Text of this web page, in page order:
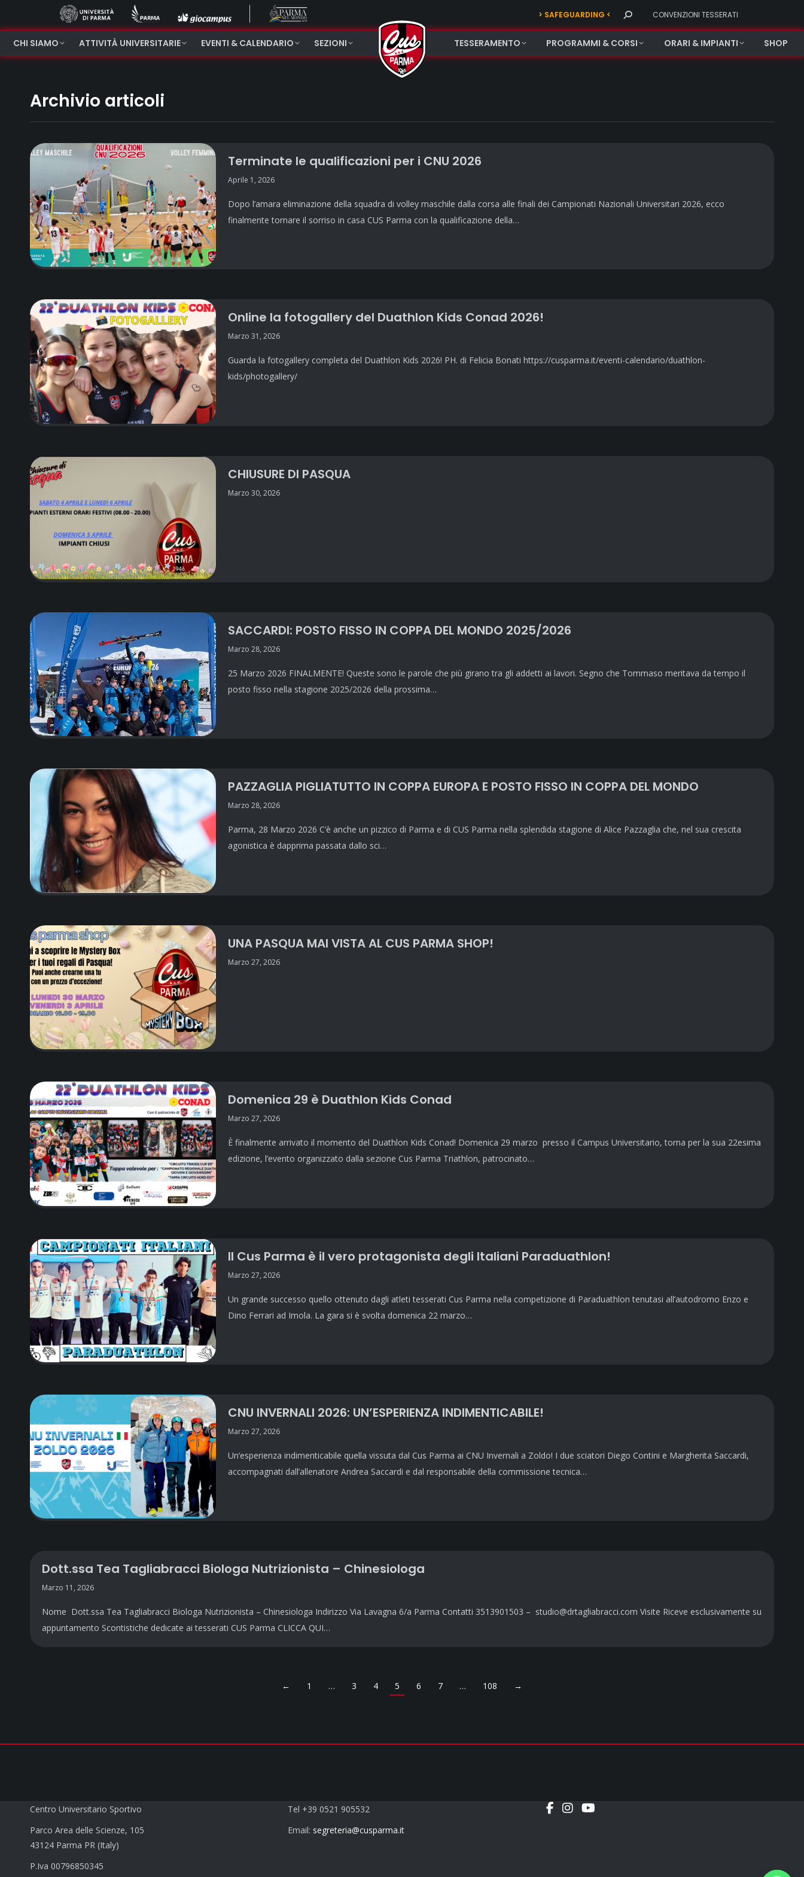
> SAFEGUARDING < Search: CONVENZIONI TESSERATI
CHI SIAMO ATTIVITÀ UNIVERSITARIE EVENTI & CALENDARIO SEZIONI TESSERAMENTO PROGRAMMI & CORSI ORARI & IMPIANTI SHOP
Archivio articoli
Terminate le qualificazioni per i CNU 2026
Aprile 1, 2026
Dopo l’amara eliminazione della squadra di volley maschile dalla corsa alle finali dei Campionati Nazionali Universitari 2026, ecco
finalmente tornare il sorriso in casa CUS Parma con la qualificazione della…
Online la fotogallery del Duathlon Kids Conad 2026!
Marzo 31, 2026
Guarda la fotogallery completa del Duathlon Kids 2026! PH. di Felicia Bonati https://cusparma.it/eventi-calendario/duathlon-
kids/photogallery/
CHIUSURE DI PASQUA
Marzo 30, 2026
SACCARDI: POSTO FISSO IN COPPA DEL MONDO 2025/2026
Marzo 28, 2026
25 Marzo 2026 FINALMENTE! Queste sono le parole che più girano tra gli addetti ai lavori. Segno che Tommaso meritava da tempo il
posto fisso nella stagione 2025/2026 della prossima…
PAZZAGLIA PIGLIATUTTO IN COPPA EUROPA E POSTO FISSO IN COPPA DEL MONDO
Marzo 28, 2026
Parma, 28 Marzo 2026 C’è anche un pizzico di Parma e di CUS Parma nella splendida stagione di Alice Pazzaglia che, nel sua crescita
agonistica è dapprima passata dallo sci…
UNA PASQUA MAI VISTA AL CUS PARMA SHOP!
Marzo 27, 2026
Domenica 29 è Duathlon Kids Conad
Marzo 27, 2026
È finalmente arrivato il momento del Duathlon Kids Conad! Domenica 29 marzo presso il Campus Universitario, torna per la sua 22esima
edizione, l’evento organizzato dalla sezione Cus Parma Triathlon, patrocinato…
Il Cus Parma è il vero protagonista degli Italiani Paraduathlon!
Marzo 27, 2026
Un grande successo quello ottenuto dagli atleti tesserati Cus Parma nella competizione di Paraduathlon tenutasi all’autodromo Enzo e
Dino Ferrari ad Imola. La gara si è svolta domenica 22 marzo…
CNU INVERNALI 2026: UN’ESPERIENZA INDIMENTICABILE!
Marzo 27, 2026
Un’esperienza indimenticabile quella vissuta dal Cus Parma ai CNU Invernali a Zoldo! I due sciatori Diego Contini e Margherita Saccardi,
accompagnati dall’allenatore Andrea Saccardi e dal responsabile della commissione tecnica…
Dott.ssa Tea Tagliabracci Biologa Nutrizionista – Chinesiologa
Marzo 11, 2026
Nome Dott.ssa Tea Tagliabracci Biologa Nutrizionista – Chinesiologa Indirizzo Via Lavagna 6/a Parma Contatti 3513901503 – studio@drtagliabracci.com Visite Riceve esclusivamente su
appuntamento Scontistiche dedicate ai tesserati CUS Parma CLICCA QUI…
← 1 … 3 4 5 6 7 … 108 →
Centro Universitario Sportivo
Parco Area delle Scienze, 105
43124 Parma PR (Italy)
P.Iva 00796850345
Tel +39 0521 905532
Email: segreteria@cusparma.it